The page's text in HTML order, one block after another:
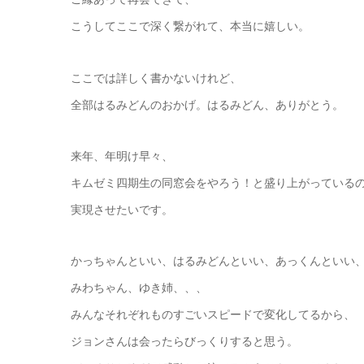
こうしてここで深く繋がれて、本当に嬉しい。
ここでは詳しく書かないけれど、
全部はるみどんのおかげ。はるみどん、ありがとう。
来年、年明け早々、
キムゼミ四期生の同窓会をやろう！と盛り上がっているの
実現させたいです。
かっちゃんといい、はるみどんといい、あっくんといい、
みわちゃん、ゆき姉、、、
みんなそれぞれものすごいスピードで変化してるから、
ジョンさんは会ったらびっくりすると思う。